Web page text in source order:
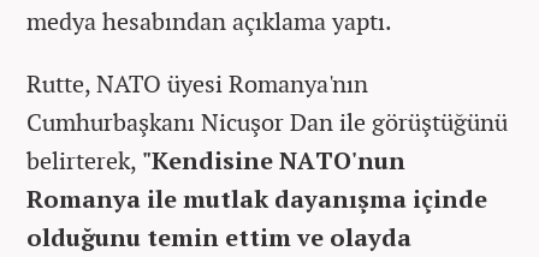
medya hesabından açıklama yaptı.
Rutte, NATO üyesi Romanya'nın
Cumhurbaşkanı Nicuşor Dan ile görüştüğünü
belirterek, "Kendisine NATO'nun
Romanya ile mutlak dayanışma içinde
olduğunu temin ettim ve olayda